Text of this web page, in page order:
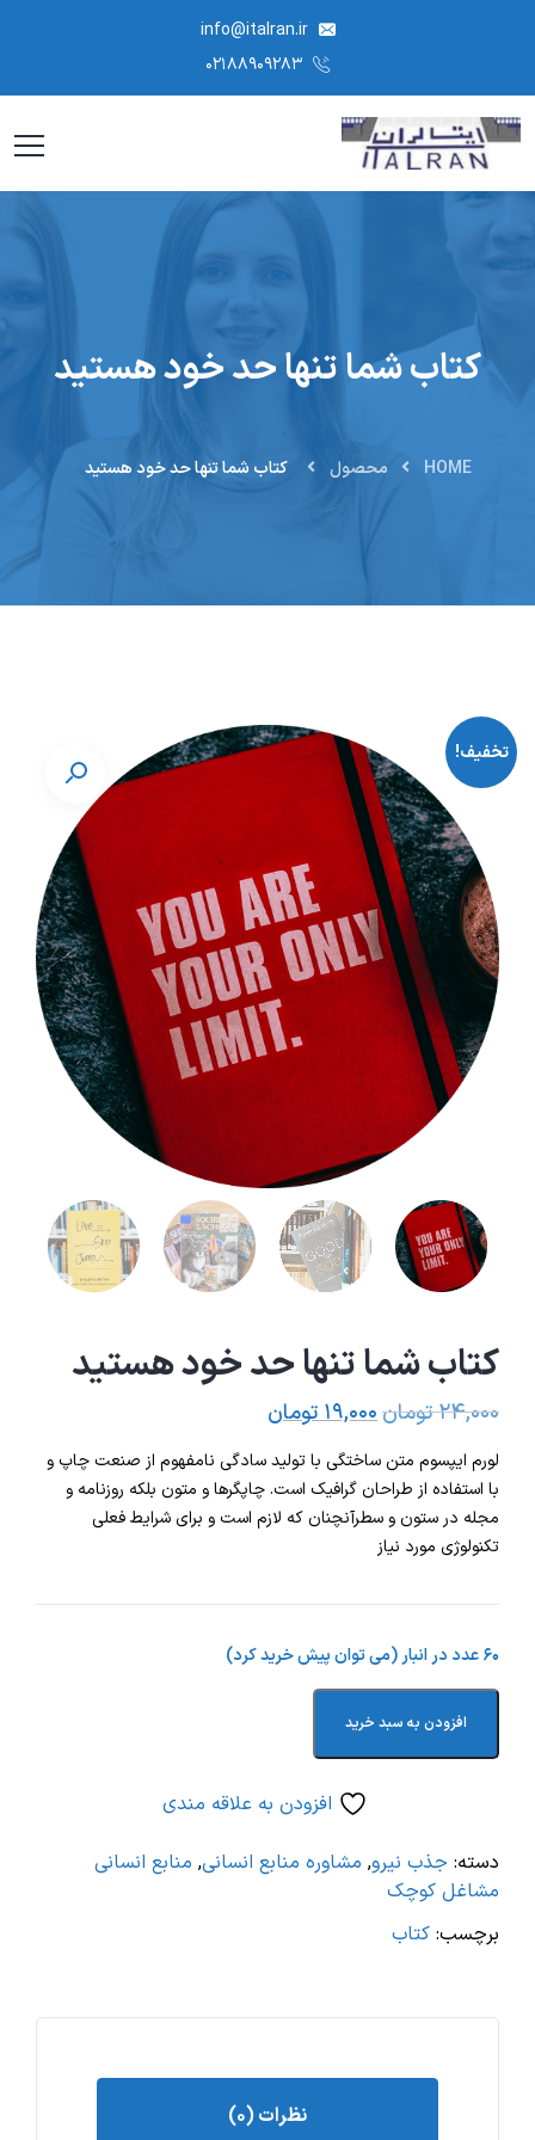
info@italran.ir
کتاب شما تنها حد خود هستید
HOME محصول کتاب شما تنها حد خود هستید
تخفیف!
کتاب شما تنها حد خود هستید
۲۴,۰۰۰تومان۱۹,۰۰۰تومان
لورم ایپسوم متن ساختگی با تولید سادگی نامفهوم از صنعت چاپ و
با استفاده از طراحان گرافیک است. چاپگرها و متون بلکه روزنامه و
مجله در ستون و سطرآنچنان که لازم است و برای شرایط فعلی
تکنولوژی مورد نیاز
۶۰ عدد در انبار (می توان پیش خرید کرد)
افزودن به سبد خرید
افزودن به علاقه مندی
دسته: جذب نیرو, مشاوره منابع انسانی, منابع انسانی
مشاغل کوچک
برچسب: کتاب
نظرات (۰)